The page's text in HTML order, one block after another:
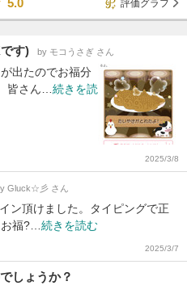
評価グラフ
す) by モコうさぎ さん
出たのでお福分
皆さん… 続きを読
2025/3/8
Gluck☆彡 さん
ン頂けました。タイピングで正
福?… 続きを読む
2025/3/7
しょうか？